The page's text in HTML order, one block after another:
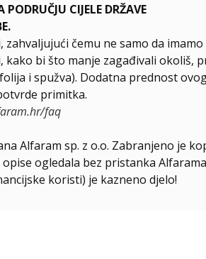
CIJELE DRŽAVE
čemu ne samo da
bi što manje zagađivali okoliš,
i spužva). Dodatna prednost
primitka.
faq
Alfaram sp. z o.o. Zabranjeno je
ogledala bez pristanka
koristi) je kazneno djelo!